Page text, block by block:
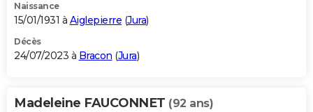
Naissance
15/01/1931 à Aiglepierre (Jura)
Décès
24/07/2023 à Bracon (Jura)
Madeleine FAUCONNET (92 ans)